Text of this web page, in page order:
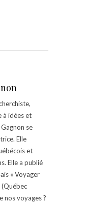
à idées et
se
Elle
et
Elle a publié
« Voyager
(Québec
nos voyages ?